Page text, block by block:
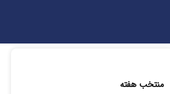
منتخب هفته